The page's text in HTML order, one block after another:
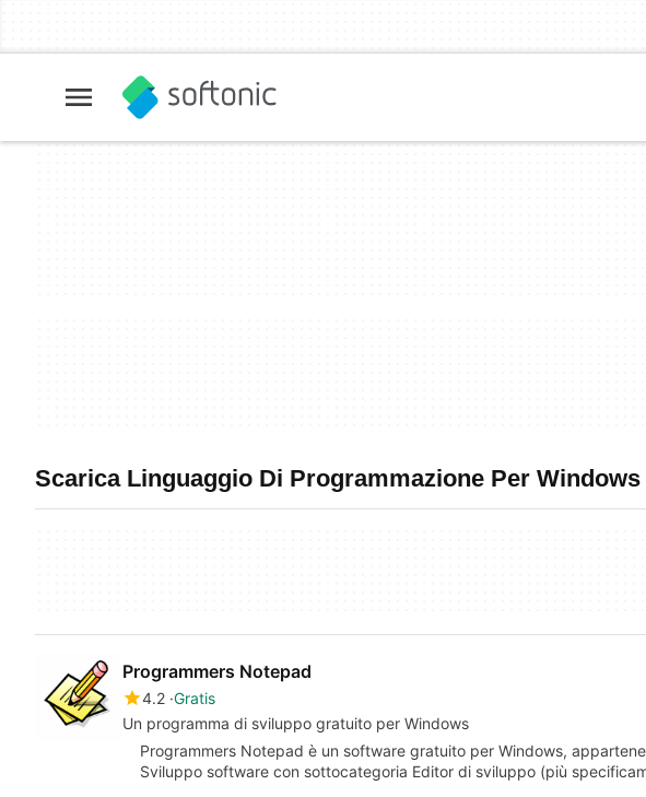
Scarica Linguaggio Di Programmazione Per
Programmers Notepad
4.2 Gratis
Un programma di sviluppo gratuito per Windows
Programmers Notepad è un software gratuito per Windows,
Sviluppo software con sottocategoria Editor di sviluppo (più